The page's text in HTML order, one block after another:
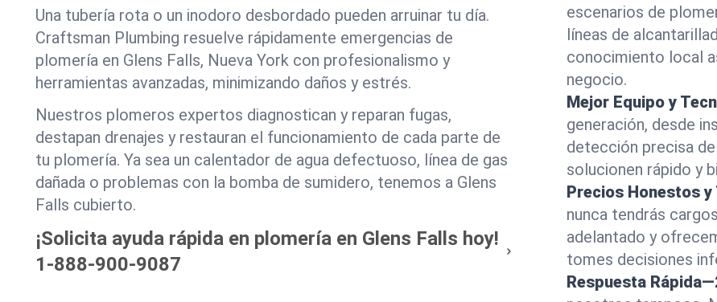
Una tubería rota o un inodoro desbordado pueden arruinar tu día.
Craftsman Plumbing resuelve rápidamente emergencias de
plomería en Glens Falls, Nueva York con profesionalismo y
herramientas avanzadas, minimizando daños y estrés.
Nuestros plomeros expertos diagnostican y reparan fugas,
destapan drenajes y restauran el funcionamiento de cada parte de
tu plomería. Ya sea un calentador de agua defectuoso, línea de gas
dañada o problemas con la bomba de sumidero, tenemos a Glens
Falls cubierto.
¡Solicita ayuda rápida en plomería en Glens Falls hoy!
1-888-900-9087
escenarios de
líneas de
conocimiento local
negocio.
Mejor Equipo y
generación, desde
detección precisa
solucionen rápido y
Precios Honestos
nunca tendrás
adelantado y
tomes decisiones
Respuesta